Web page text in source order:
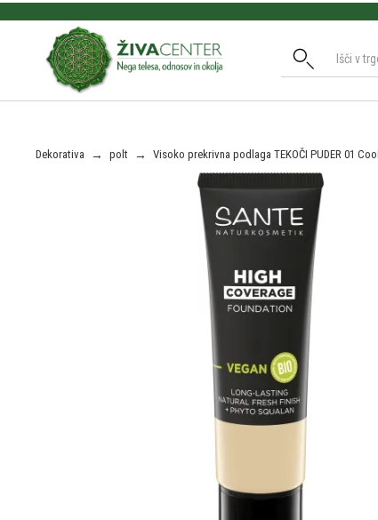
Dekorativa → polt → Visoko prekrivna podlaga TEKOČI PUDER 01